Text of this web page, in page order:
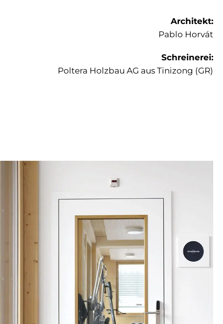
Architekt:
Pablo Horvát
Schreinerei:
Poltera Holzbau AG aus Tinizong (GR)